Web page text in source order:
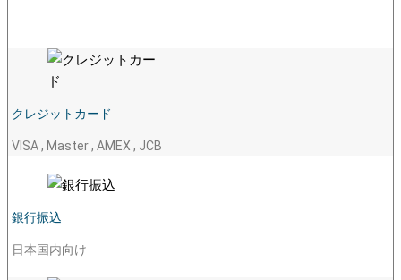
クレジットカード
VISA , Master , AMEX , JCB
銀行振込
日本国内向け